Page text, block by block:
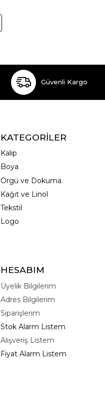
Güvenli Kargo
KATEGORİLER
Kalıp
Boya
Örgü ve Dokuma
Kağıt ve Linol
Tekstil
Logo
HESABIM
Üyelik Bilgilerim
Adres Bilgilerim
Siparişlerim
Stok Alarm Listem
Alışveriş Listem
Fiyat Alarm Listem